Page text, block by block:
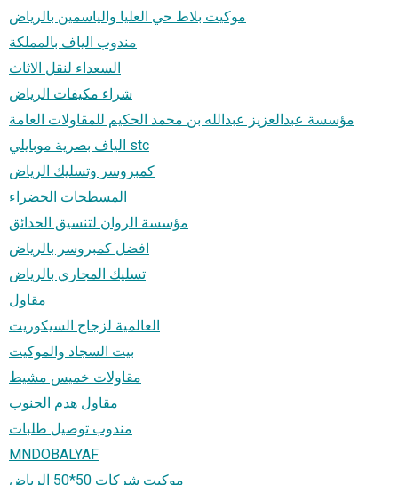
موكيت بلاط حي العليا والياسمين بالرياض
مندوب الياف بالمملكة
السعداء لنقل الاثاث
شراء مكيفات الرياض
مؤسسة عبدالعزيز عبدالله بن محمد الحكيم للمقاولات العامة
الياف بصرية موبايلي stc
كمبروسر وتسليك الرياض
المسطحات الخضراء
مؤسسة الروان لتنسيق الحدائق
افضل كمبروسر بالرياض
تسليك المجاري بالرياض
مقاول
العالمية لزجاج السيكوريت
بيت السجاد والموكيت
مقاولات خميس مشيط
مقاول هدم الجنوب
مندوب توصيل طلبات
MNDOBALYAF
موكيت شركات 50*50 الرياض